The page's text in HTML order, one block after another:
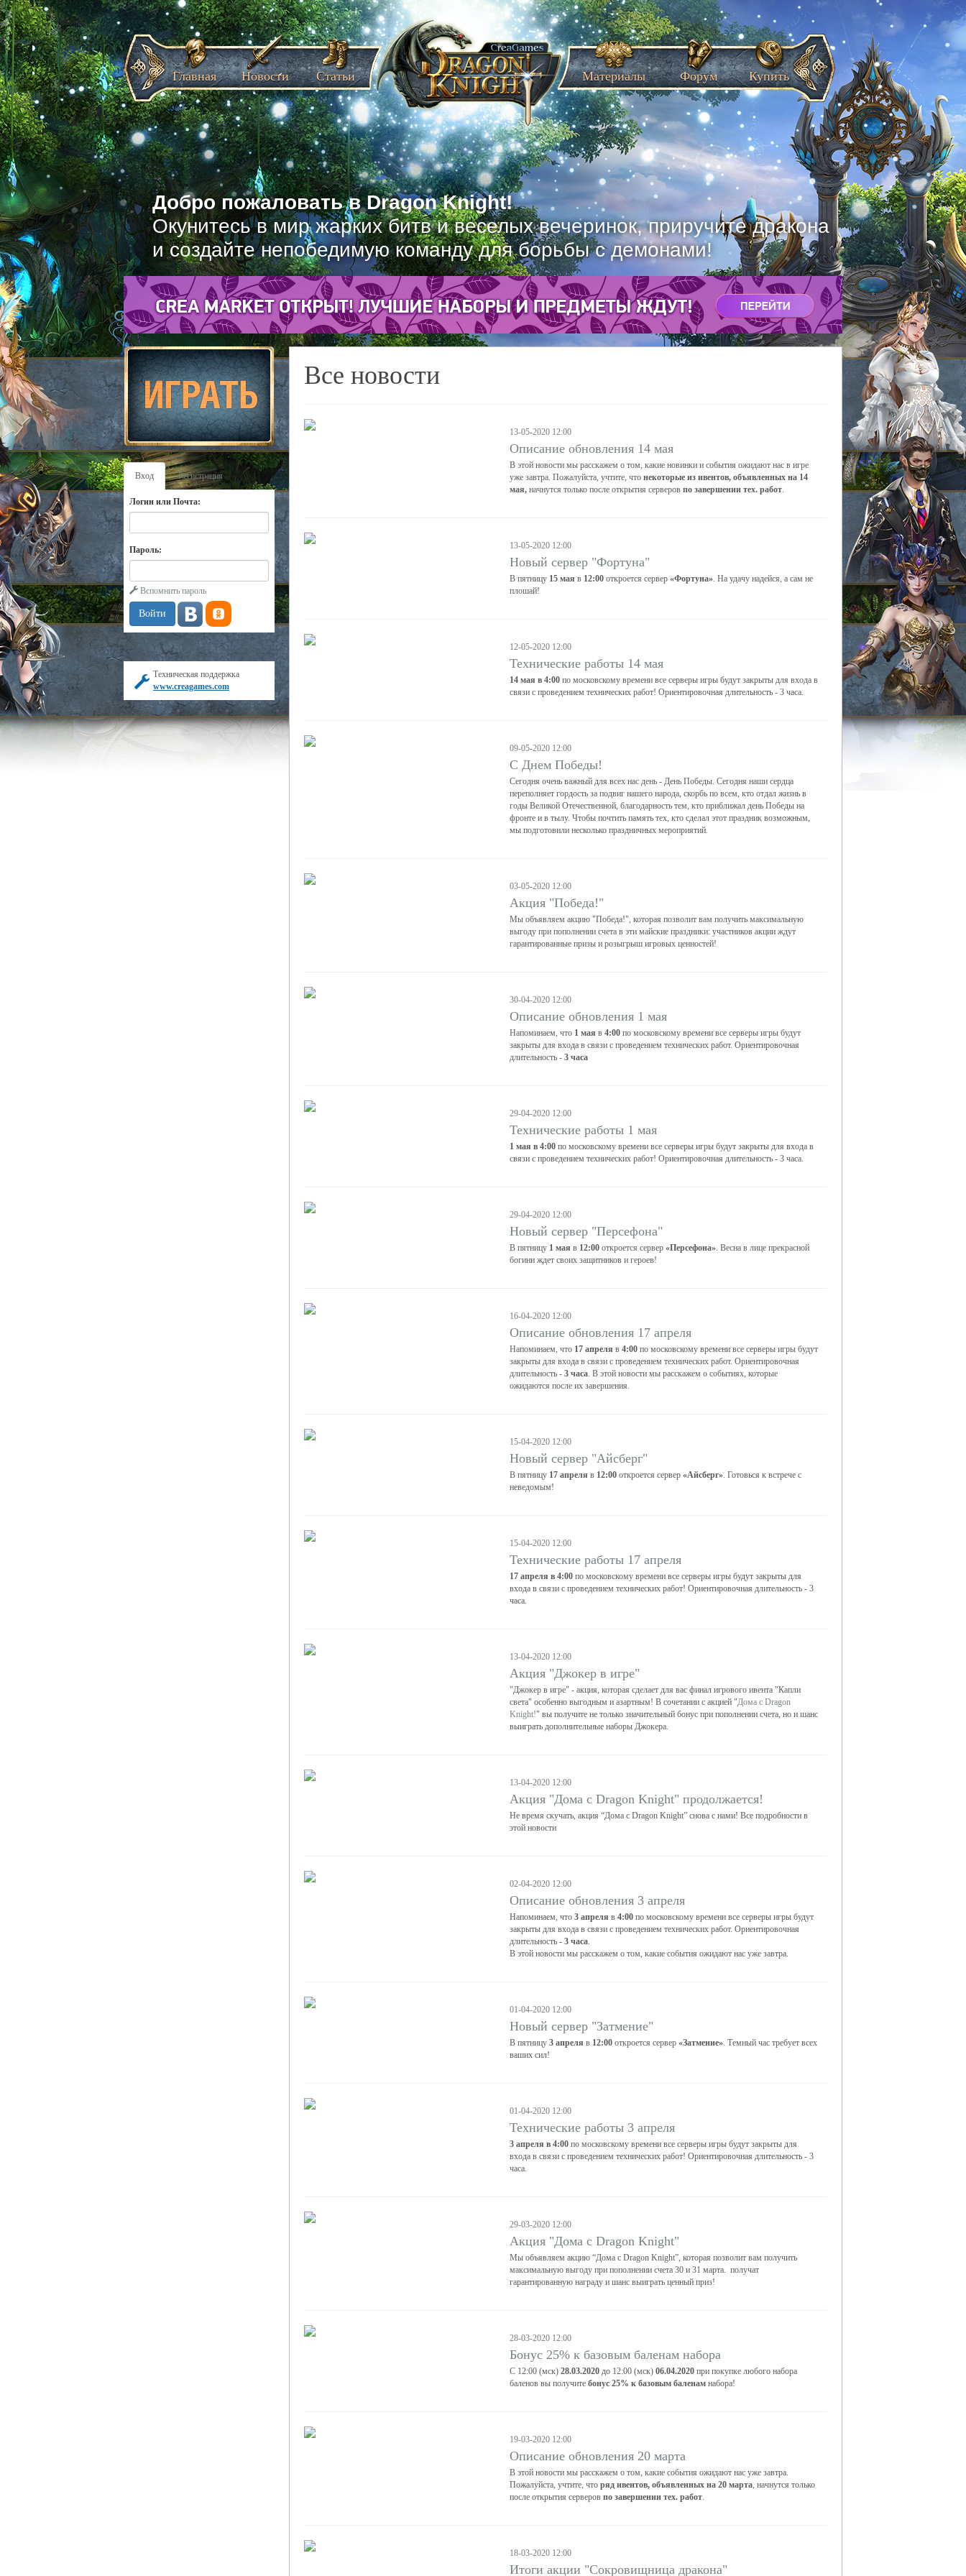
Добро пожаловать в Dragon Knight!
Окунитесь в мир жарких битв и веселых вечеринок, приручите дракона
и создайте непобедимую команду для борьбы с демонами!
Главная Новости Статьи Материалы Форум Купить
Вход Регистрация
Логин или Почта:
Пароль:
Вспомнить пароль
Техническая поддержка
www.creagames.com
Все новости
13-05-2020 12:00
Описание обновления 14 мая
В этой новости мы расскажем о том, какие новинки и события ожидают нас в игре
уже завтра. Пожалуйста, учтите, что некоторые из ивентов, объявленных на 14
мая, начнутся только после открытия серверов по завершении тех. работ.
13-05-2020 12:00
Новый сервер "Фортуна"
В пятницу 15 мая в 12:00 откроется сервер «Фортуна». На удачу надейся, а сам не
плошай!
12-05-2020 12:00
Технические работы 14 мая
14 мая в 4:00 по московскому времени все серверы игры будут закрыты для входа в
связи с проведением технических работ! Ориентировочная длительность - 3 часа.
09-05-2020 12:00
С Днем Победы!
Сегодня очень важный для всех нас день - День Победы. Сегодня наши сердца
переполняет гордость за подвиг нашего народа, скорбь по всем, кто отдал жизнь в
годы Великой Отечественной, благодарность тем, кто приближал день Победы на
фронте и в тылу. Чтобы почтить память тех, кто сделал этот праздник возможным,
мы подготовили несколько праздничных мероприятий.
03-05-2020 12:00
Акция "Победа!"
Мы объявляем акцию "Победа!", которая позволит вам получить максимальную
выгоду при пополнении счета в эти майские праздники: участников акции ждут
гарантированные призы и розыгрыш игровых ценностей!
30-04-2020 12:00
Описание обновления 1 мая
Напоминаем, что 1 мая в 4:00 по московскому времени все серверы игры будут
закрыты для входа в связи с проведением технических работ. Ориентировочная
длительность - 3 часа
29-04-2020 12:00
Технические работы 1 мая
1 мая в 4:00 по московскому времени все серверы игры будут закрыты для входа в
связи с проведением технических работ! Ориентировочная длительность - 3 часа.
29-04-2020 12:00
Новый сервер "Персефона"
В пятницу 1 мая в 12:00 откроется сервер «Персефона». Весна в лице прекрасной
богини ждет своих защитников и героев!
16-04-2020 12:00
Описание обновления 17 апреля
Напоминаем, что 17 апреля в 4:00 по московскому времени все серверы игры будут
закрыты для входа в связи с проведением технических работ. Ориентировочная
длительность - 3 часа. В этой новости мы расскажем о событиях, которые
ожидаются после их завершения.
15-04-2020 12:00
Новый сервер "Айсберг"
В пятницу 17 апреля в 12:00 откроется сервер «Айсберг». Готовься к встрече с
неведомым!
15-04-2020 12:00
Технические работы 17 апреля
17 апреля в 4:00 по московскому времени все серверы игры будут закрыты для
входа в связи с проведением технических работ! Ориентировочная длительность - 3
часа.
13-04-2020 12:00
Акция "Джокер в игре"
"Джокер в игре" - акция, которая сделает для вас финал игрового ивента "Капли
света" особенно выгодным и азартным! В сочетании с акцией "Дома с Dragon
Knight!" вы получите не только значительный бонус при пополнении счета, но и шанс
выиграть дополнительные наборы Джокера.
13-04-2020 12:00
Акция "Дома с Dragon Knight" продолжается!
Не время скучать, акция “Дома с Dragon Knight” снова с нами! Все подробности в
этой новости
02-04-2020 12:00
Описание обновления 3 апреля
Напоминаем, что 3 апреля в 4:00 по московскому времени все серверы игры будут
закрыты для входа в связи с проведением технических работ. Ориентировочная
длительность - 3 часа.
В этой новости мы расскажем о том, какие события ожидают нас уже завтра.
01-04-2020 12:00
Новый сервер "Затмение"
В пятницу 3 апреля в 12:00 откроется сервер «Затмение». Темный час требует всех
ваших сил!
01-04-2020 12:00
Технические работы 3 апреля
3 апреля в 4:00 по московскому времени все серверы игры будут закрыты для
входа в связи с проведением технических работ! Ориентировочная длительность - 3
часа.
29-03-2020 12:00
Акция "Дома с Dragon Knight"
Мы объявляем акцию “Дома с Dragon Knight”, которая позволит вам получить
максимальную выгоду при пополнении счета 30 и 31 марта. получат
гарантированную награду и шанс выиграть ценный приз!
28-03-2020 12:00
Бонус 25% к базовым баленам набора
С 12:00 (мск) 28.03.2020 до 12:00 (мск) 06.04.2020 при покупке любого набора
баленов вы получите бонус 25% к базовым баленам набора!
19-03-2020 12:00
Описание обновления 20 марта
В этой новости мы расскажем о том, какие события ожидают нас уже завтра.
Пожалуйста, учтите, что ряд ивентов, объявленных на 20 марта, начнутся только
после открытия серверов по завершении тех. работ.
18-03-2020 12:00
Итоги акции "Сокровищница дракона"